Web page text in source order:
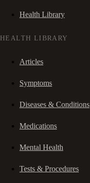
Health Library
HEALTH LIBRARY
Articles
Symptoms
Diseases & Conditions
Medications
Mental Health
Tests & Procedures